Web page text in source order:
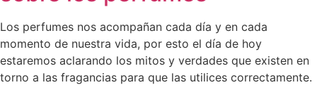
Los perfumes nos acompañan cada día y en cada
momento de nuestra vida, por esto el día de hoy
estaremos aclarando los mitos y verdades que existen en
torno a las fragancias para que las utilices correctamente.